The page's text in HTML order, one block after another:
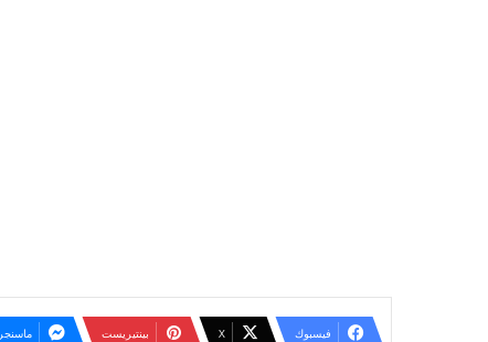
فيسبوك ‫X بينتيريست ماسنجر